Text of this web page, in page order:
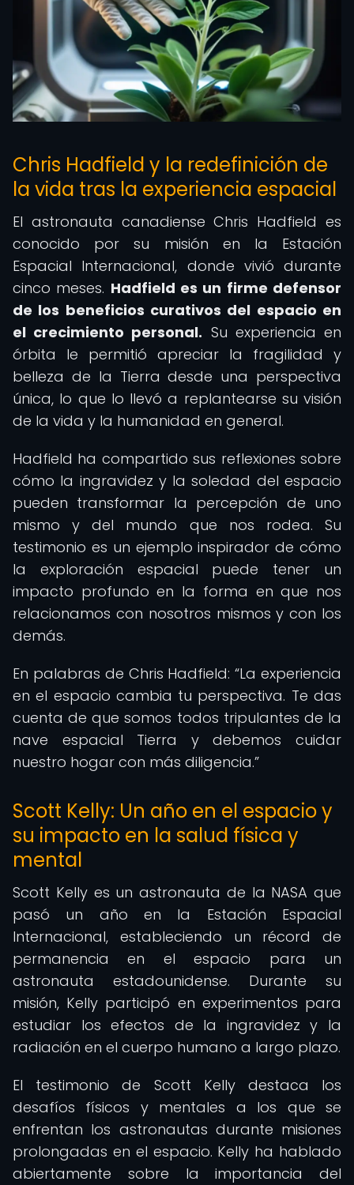
Chris Hadfield y la redefinición de
la vida tras la experiencia espacial
El astronauta canadiense Chris Hadfield es
conocido por su misión en la Estación
Espacial Internacional, donde vivió durante
cinco meses. Hadfield es un firme defensor
de los beneficios curativos del espacio en
el crecimiento personal. Su experiencia en
órbita le permitió apreciar la fragilidad y
belleza de la Tierra desde una perspectiva
única, lo que lo llevó a replantearse su visión
de la vida y la humanidad en general.
Hadfield ha compartido sus reflexiones sobre
cómo la ingravidez y la soledad del espacio
pueden transformar la percepción de uno
mismo y del mundo que nos rodea. Su
testimonio es un ejemplo inspirador de cómo
la exploración espacial puede tener un
impacto profundo en la forma en que nos
relacionamos con nosotros mismos y con los
demás.
En palabras de Chris Hadfield: La experiencia
en el espacio cambia tu perspectiva. Te das
cuenta de que somos todos tripulantes de la
nave espacial Tierra y debemos cuidar
nuestro hogar con más diligencia.
Scott Kelly: Un año en el espacio y
su impacto en la salud física y
mental
Scott Kelly es un astronauta de la NASA que
pasó un año en la Estación Espacial
Internacional, estableciendo un récord de
permanencia en el espacio para un
astronauta estadounidense. Durante su
misión, Kelly participó en experimentos para
estudiar los efectos de la ingravidez y la
radiación en el cuerpo humano a largo plazo.
El testimonio de Scott Kelly destaca los
desafíos físicos y mentales a los que se
enfrentan los astronautas durante misiones
prolongadas en el espacio. Kelly ha hablado
abiertamente sobre la importancia del